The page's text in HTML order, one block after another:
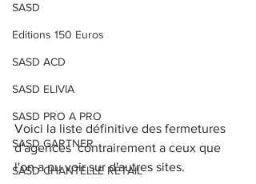
SASD
Editions 150 Euros
SASD ACD
SASD ELIVIA
SASD PRO A PRO
SASD GARTNER
SASD CHANTELLE RETAIL
Voici la liste définitive des fermetures
d'agences  contrairement a ceux que
l'on a pu voir sur d'autres sites.